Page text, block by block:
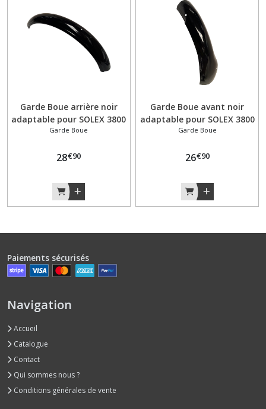
Garde Boue arrière noir
adaptable pour SOLEX 3800
Garde Boue
28€90
Garde Boue avant noir
adaptable pour SOLEX 3800
Garde Boue
26€90
Paiements sécurisés
Navigation
Accueil
Catalogue
Contact
Qui sommes nous ?
Conditions générales de vente